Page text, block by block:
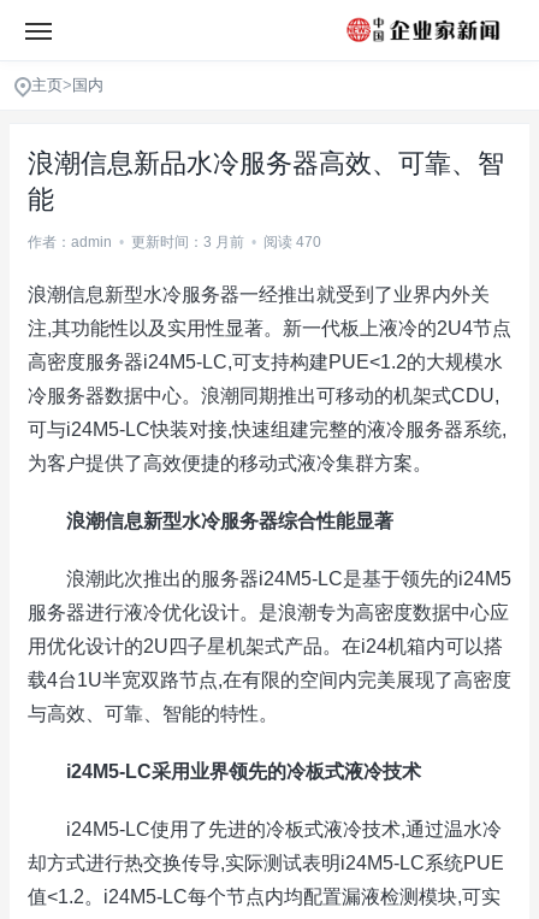
主页> 国内
浪潮信息新品水冷服务器高效、可靠、智
能
作者：admin • 更新时间：3 月前 • 阅读 470
浪潮信息新型水冷服务器一经推出就受到了业界内外关
注,其功能性以及实用性显著。新一代板上液冷的2U4节点
高密度服务器i24M5-LC,可支持构建PUE<1.2的大规模水
冷服务器数据中心。浪潮同期推出可移动的机架式CDU,
可与i24M5-LC快装对接,快速组建完整的液冷服务器系统,
为客户提供了高效便捷的移动式液冷集群方案。
浪潮信息新型水冷服务器综合性能显著
浪潮此次推出的服务器i24M5-LC是基于领先的i24M5
服务器进行液冷优化设计。是浪潮专为高密度数据中心应
用优化设计的2U四子星机架式产品。在i24机箱内可以搭
载4台1U半宽双路节点,在有限的空间内完美展现了高密度
与高效、可靠、智能的特性。
i24M5-LC采用业界领先的冷板式液冷技术
i24M5-LC使用了先进的冷板式液冷技术,通过温水冷
却方式进行热交换传导,实际测试表明i24M5-LC系统PUE
值<1.2。i24M5-LC每个节点内均配置漏液检测模块,可实